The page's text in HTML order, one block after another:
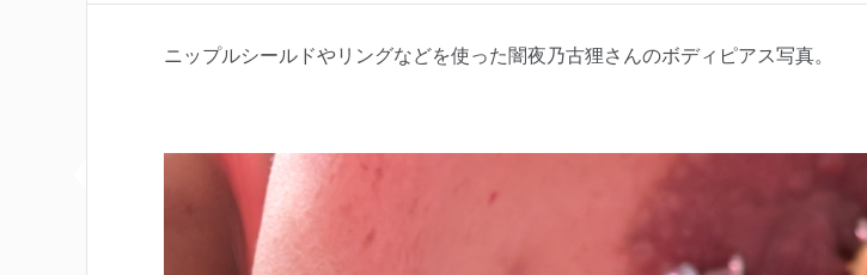
ニップルシールドやリングなどを使った闇夜乃古狸さんのボディピアス写真。